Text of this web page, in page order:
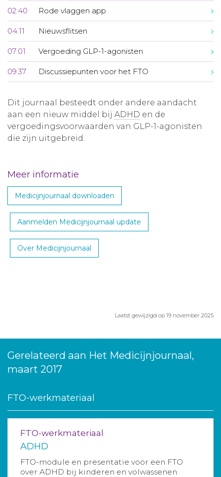
02:40 Rode vlaggen app
04:11 Nieuwsflitsen
07:01 Vergoeding GLP-1-agonisten
09:37 Discussiepunten voor het FTO
Dit journaal besteedt onder andere aandacht
aan een nieuw middel bij ADHD en de
vergoedingsvoorwaarden van GLP-1-agonisten
die zijn uitgebreid.
Meer informatie
Medicijnjournaal downloaden
Aanmelden Medicijnjournaal update
Over Medicijnjournaal
Laatst gewijzigd op 19 november 2025
Gerelateerd aan Het Medicijnjournaal,
maart 2017
FTO-werkmateriaal
FTO-werkmateriaal
ADHD
FTO-module en presentatie voor een FTO
over ADHD bij kinderen en volwassenen.